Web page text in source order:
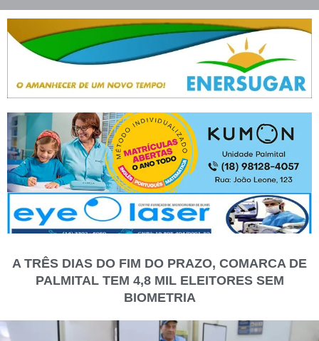
A TRÊS DIAS DO FIM DO PRAZO, COMARCA DE
PALMITAL TEM 4,8 MIL ELEITORES SEM
BIOMETRIA